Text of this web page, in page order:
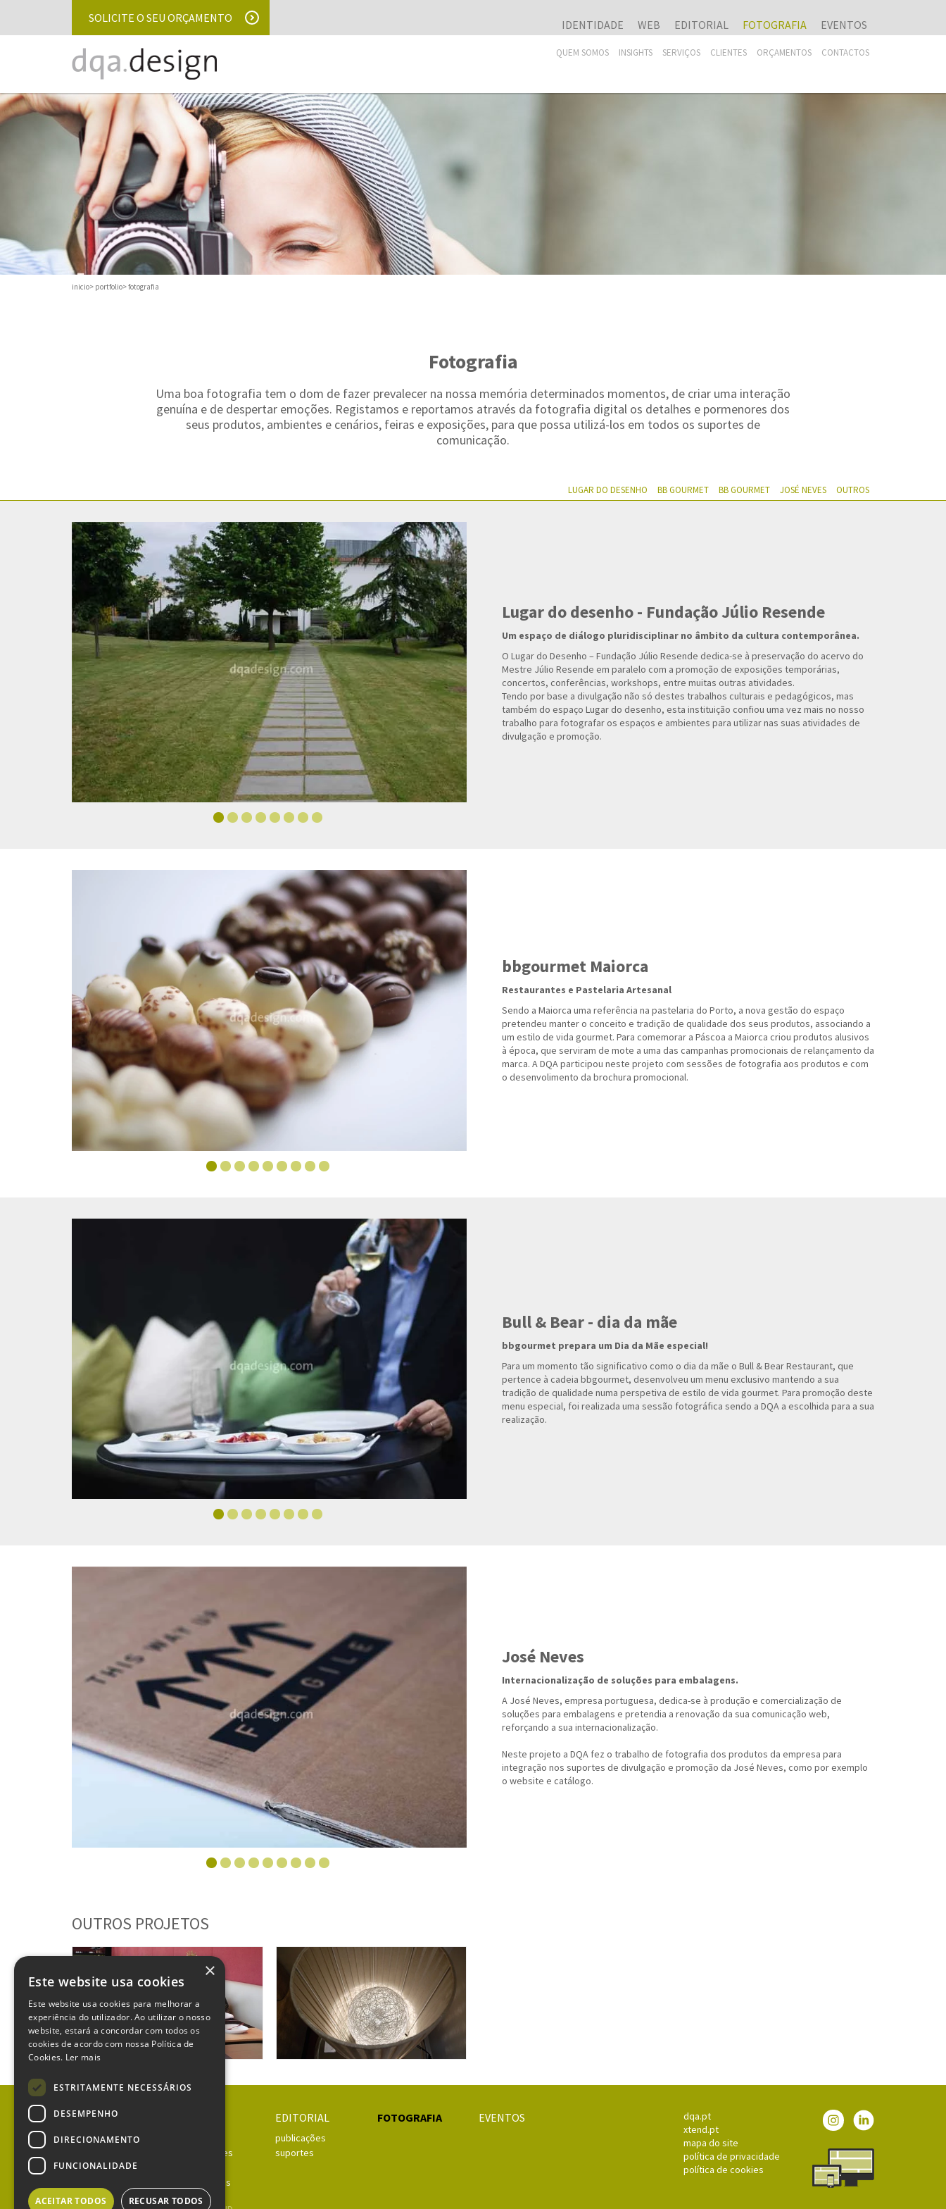
SOLICITE O SEU ORÇAMENTO IDENTIDADE WEB EDITORIAL FOTOGRAFIA EVENTOS
QUEM SOMOS INSIGHTS SERVIÇOS CLIENTES ORÇAMENTOS CONTACTOS
inicio portfolio fotografia
Fotografia
Uma boa fotografia tem o dom de fazer prevalecer na nossa memória determinados momentos, de criar uma interação
genuína e de despertar emoções. Registamos e reportamos através da fotografia digital os detalhes e pormenores dos
seus produtos, ambientes e cenários, feiras e exposições, para que possa utilizá-los em todos os suportes de
comunicação.
LUGAR DO DESENHO BB GOURMET BB GOURMET JOSÉ NEVES OUTROS
Lugar do desenho - Fundação Júlio Resende
Um espaço de diálogo pluridisciplinar no âmbito da cultura contemporânea.
O Lugar do Desenho – Fundação Júlio Resende dedica-se à preservação do acervo do
Mestre Júlio Resende em paralelo com a promoção de exposições temporárias,
concertos, conferências, workshops, entre muitas outras atividades.
Tendo por base a divulgação não só destes trabalhos culturais e pedagógicos, mas
também do espaço Lugar do desenho, esta instituição confiou uma vez mais no nosso
trabalho para fotografar os espaços e ambientes para utilizar nas suas atividades de
divulgação e promoção.
bbgourmet Maiorca
Restaurantes e Pastelaria Artesanal
Sendo a Maiorca uma referência na pastelaria do Porto, a nova gestão do espaço
pretendeu manter o conceito e tradição de qualidade dos seus produtos, associando a
um estilo de vida gourmet. Para comemorar a Páscoa a Maiorca criou produtos alusivos
à época, que serviram de mote a uma das campanhas promocionais de relançamento da
marca. A DQA participou neste projeto com sessões de fotografia aos produtos e com
o desenvolimento da brochura promocional.
Bull & Bear - dia da mãe
bbgourmet prepara um Dia da Mãe especial!
Para um momento tão significativo como o dia da mãe o Bull & Bear Restaurant, que
pertence à cadeia bbgourmet, desenvolveu um menu exclusivo mantendo a sua
tradição de qualidade numa perspetiva de estilo de vida gourmet. Para promoção deste
menu especial, foi realizada uma sessão fotográfica sendo a DQA a escolhida para a sua
realização.
José Neves
Internacionalização de soluções para embalagens.
A José Neves, empresa portuguesa, dedica-se à produção e comercialização de
soluções para embalagens e pretendia a renovação da sua comunicação web,
reforçando a sua internacionalização.
Neste projeto a DQA fez o trabalho de fotografia dos produtos da empresa para
integração nos suportes de divulgação e promoção da José Neves, como por exemplo
o website e catálogo.
OUTROS PROJETOS
espaço e ambiente
IDENTIDADE
corporativa
landing pages
redes sociais
EDITORIAL
publicações
suportes
FOTOGRAFIA EVENTOS
dqa.pt
xtend.pt
mapa do site
política de privacidade
política de cookies
Página
do
Página
do
×
Este website usa cookies
Este website usa cookies para melhorar a
experiência do utilizador. Ao utilizar o nosso
website, estará a concordar com todos os
cookies de acordo com nossa Política de
Cookies. Ler mais
ESTRITAMENTE NECESSÁRIOS
DESEMPENHO
DIRECIONAMENTO
FUNCIONALIDADE
ACEITAR TODOS RECUSAR TODOS